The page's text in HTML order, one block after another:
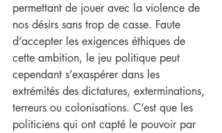
permettant de jouer avec la violence de
nos désirs sans trop de casse. Faute
d’accepter les exigences éthiques de
cette ambition, le jeu politique peut
cependant s’exaspérer dans les
extrémités des dictatures, exterminations,
terreurs ou colonisations. C’est que les
politiciens qui ont capté le pouvoir par